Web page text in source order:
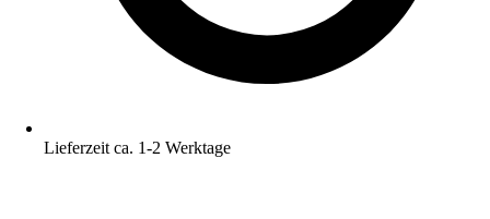
Lieferzeit ca. 1-2 Werktage